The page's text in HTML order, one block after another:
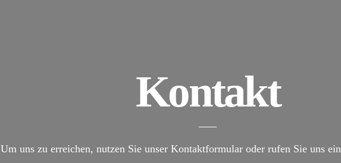
Kontakt
Um uns zu erreichen, nutzen Sie unser Kontaktformular oder rufen Sie uns